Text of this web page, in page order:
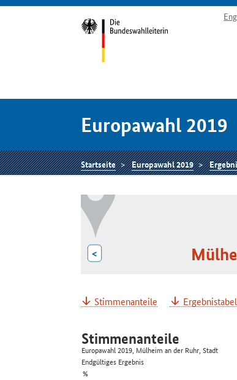
Europawahl 2019
Startseite Europawahl 2019
<
Stimmenanteile
%
Stimmenanteile
Europawahl 2019, Mülheim an der Ruhr, Stadt
Endgültiges Ergebnis